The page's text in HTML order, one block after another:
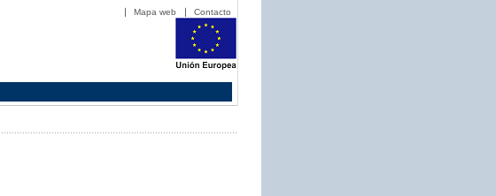
Mapa web Contacto